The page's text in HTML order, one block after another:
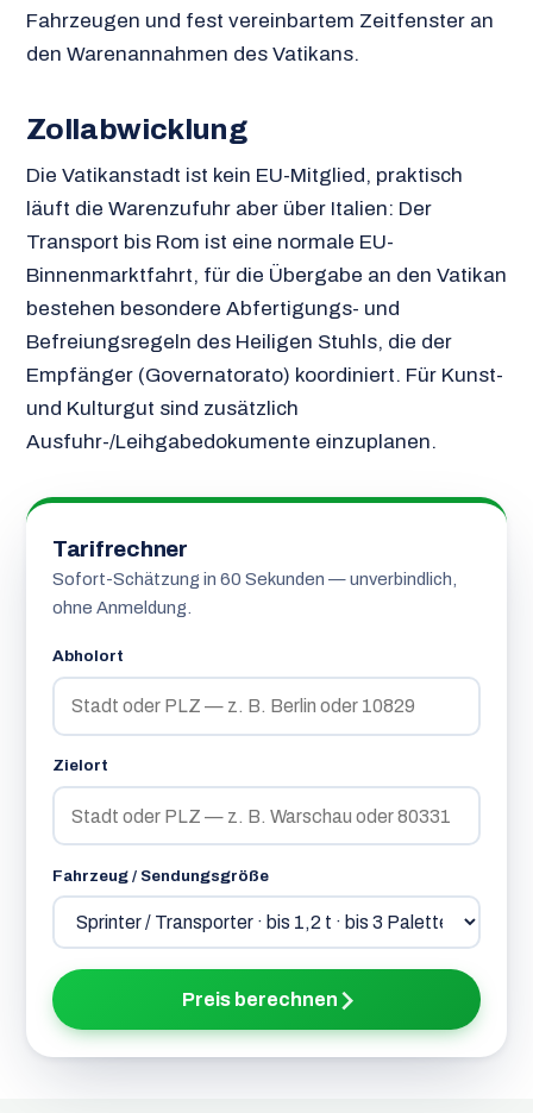
Fahrzeugen und fest vereinbartem Zeitfenster an
den Warenannahmen des Vatikans.
Zollabwicklung
Die Vatikanstadt ist kein EU-Mitglied, praktisch
läuft die Warenzufuhr aber über Italien: Der
Transport bis Rom ist eine normale EU-
Binnenmarktfahrt, für die Übergabe an den Vatikan
bestehen besondere Abfertigungs- und
Befreiungsregeln des Heiligen Stuhls, die der
Empfänger (Governatorato) koordiniert. Für Kunst-
und Kulturgut sind zusätzlich
Ausfuhr-/Leihgabedokumente einzuplanen.
Tarifrechner
Sofort-Schätzung in 60 Sekunden — unverbindlich,
ohne Anmeldung.
Abholort
Zielort
Fahrzeug / Sendungsgröße
Preis berechnen